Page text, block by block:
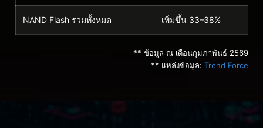
NAND Flash รวมทั้งหมด เพิ่มขึ้น 33–38%
** ข้อมูล ณ เดือนกุมภาพันธ์ 2569
** แหล่งข้อมูล: Trend Force